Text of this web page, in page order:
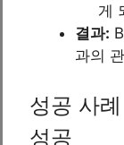
게
결과:
과의
성공 사
성공